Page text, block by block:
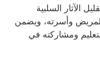
الآثار السلبية
وأسرته، ويضمن
ومشاركته في